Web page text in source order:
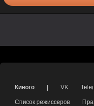
Киного VK
Список режиссеров